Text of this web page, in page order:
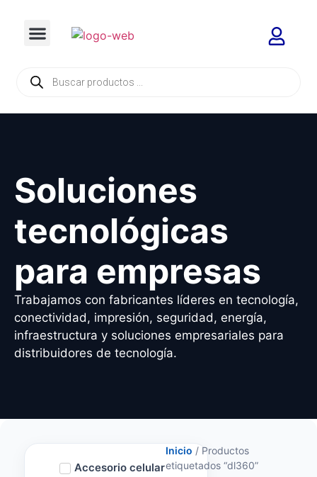
Soluciones
tecnológicas
para empresas
Trabajamos con fabricantes líderes en tecnología,
conectividad, impresión, seguridad, energía,
infraestructura y soluciones empresariales para
distribuidores de tecnología.
Accesorio celular
Inicio / Productos
etiquetados “dl360”